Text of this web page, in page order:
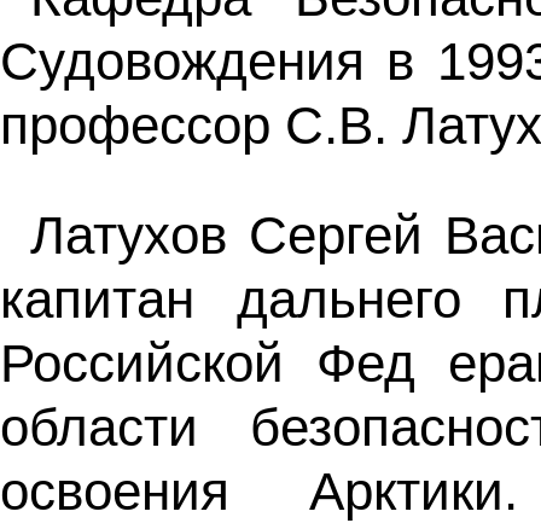
Судовождения в
профессор С.В.
Латухов Сергей
капитан дальнего
Российской Фед
области
освоения